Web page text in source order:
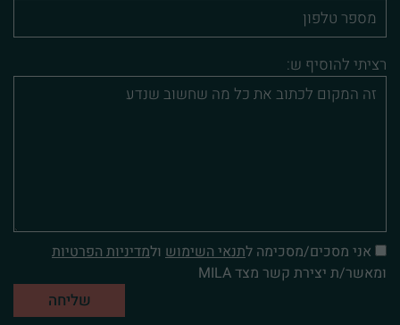
רציתי להוסיף ש:
אני מסכים/מסכימה לתנאי השימוש ולמדיניות הפרטיות
ומאשר/ת יצירת קשר מצד MILA